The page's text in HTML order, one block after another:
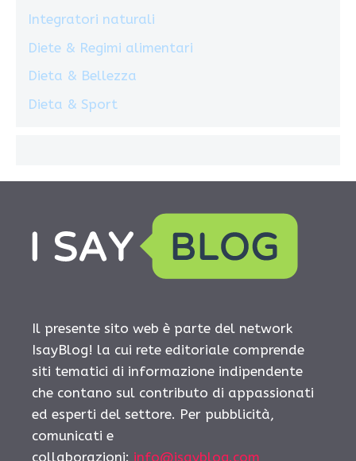
Integratori naturali
Diete & Regimi alimentari
Dieta & Bellezza
Dieta & Sport
Il presente sito web è parte del network
IsayBlog! la cui rete editoriale comprende
siti tematici di informazione indipendente
che contano sul contributo di appassionati
ed esperti del settore. Per pubblicità,
comunicati e
collaborazioni: info@isayblog.com